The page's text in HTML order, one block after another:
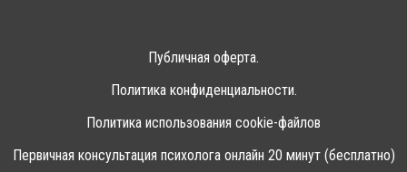
Публичная оферта.
Политика конфиденциальности.
Политика использования cookie-файлов
Первичная консультация психолога онлайн 20 минут (бесплатно)